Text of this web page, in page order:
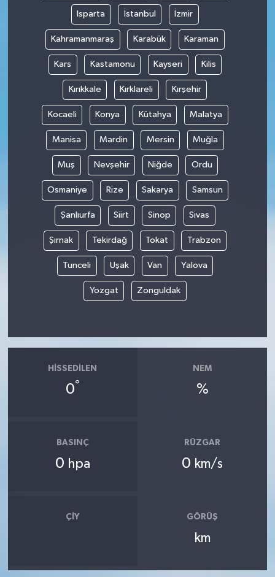
Isparta İstanbul İzmir
Kahramanmaraş Karabük Karaman
Kars Kastamonu Kayseri Kilis
Kırıkkale Kırklareli Kırşehir
Kocaeli Konya Kütahya Malatya
Manisa Mardin Mersin Muğla
Muş Nevşehir Niğde Ordu
Osmaniye Rize Sakarya Samsun
Şanlıurfa Siirt Sinop Sivas
Şırnak Tekirdağ Tokat Trabzon
Tunceli Uşak Van Yalova
Yozgat Zonguldak
HISSEDILEN
0°
NEM
%
BASINÇ
0 hpa
RÜZGAR
0 km/s
ÇIY GÖRÜŞ
km